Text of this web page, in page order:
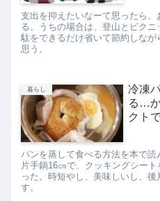
支出を抑えたいなーて思ったら
る。うちの場合は、登山とピク
駄をできるだけ省いて節約しなが
思う。
暮らし
冷凍
る…
クト
パンを蒸して食べる方法を本で読
片手鍋16㎝で、クッキングシー
った。時短やし、美味しいし、
す。